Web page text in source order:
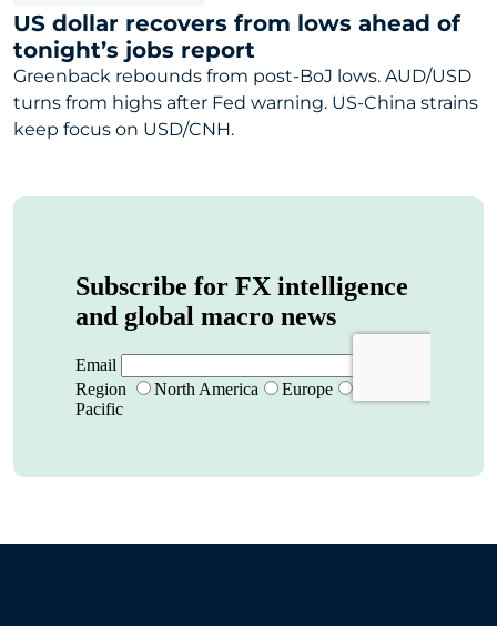
US dollar recovers from lows ahead of
tonight’s jobs report
Greenback rebounds from post-BoJ lows. AUD/USD
turns from highs after Fed warning. US-China strains
keep focus on USD/CNH.